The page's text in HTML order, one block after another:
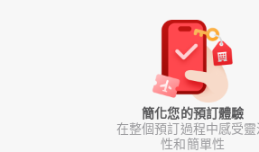
簡化您的預訂體驗
在整個預訂過程中感受靈
性和簡單性